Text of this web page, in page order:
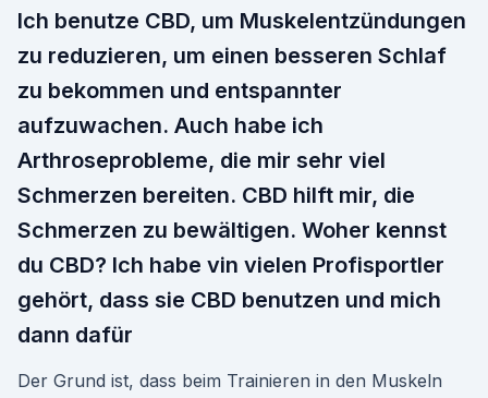
Ich benutze CBD, um Muskelentzündungen
zu reduzieren, um einen besseren Schlaf
zu bekommen und entspannter
aufzuwachen. Auch habe ich
Arthroseprobleme, die mir sehr viel
Schmerzen bereiten. CBD hilft mir, die
Schmerzen zu bewältigen. Woher kennst
du CBD? Ich habe vin vielen Profisportler
gehört, dass sie CBD benutzen und mich
dann dafür
Der Grund ist, dass beim Trainieren in den Muskeln